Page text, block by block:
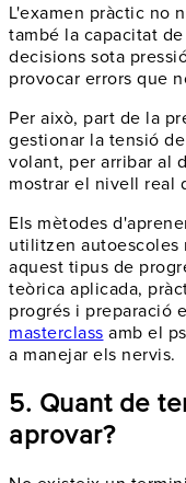
L'examen pràctic no
també la capacitat
decisions sota
provocar errors que
Per això, part de la
gestionar la tensió
volant, per arribar al
mostrar el nivell real
Els mètodes
utilitzen autoescoles
aquest tipus de
teòrica aplicada,
progrés i preparació
masterclass amb el
a manejar els nervis.
5. Quant de
aprovar?